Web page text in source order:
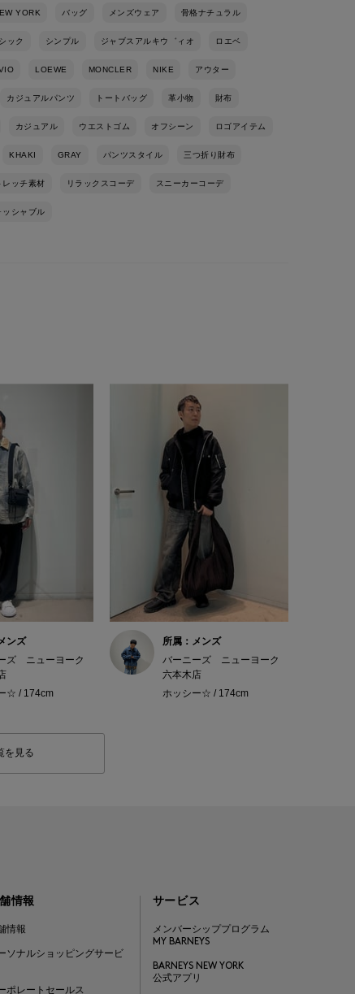
YORK バッグ メンズウェア 骨格ナチュラル
ック シンプル ジャブスアルキウ゛ィオ ロエベ
LOEWE MONCLER NIKE アウター
カジュアルパンツ トートバッグ 革小物 財布
カジュアル ウエストゴム オフシーン ロゴアイテム
KHAKI GRAY パンツスタイル 三つ折り財布
レッチ素材 リラックスコーデ スニーカーコーデ
ッシャブル
ンズ
ズ ニューヨーク
☆ / 174cm
所属：メンズ
バーニーズ ニューヨーク
六本木店
ホッシー☆ / 174cm
を見る
情報
情報
ソナルショッピングサービ
ポレートセールス
サービス
メンバーシッププログラム
MY BARNEYS
BARNEYS NEW YORK
公式アプリ